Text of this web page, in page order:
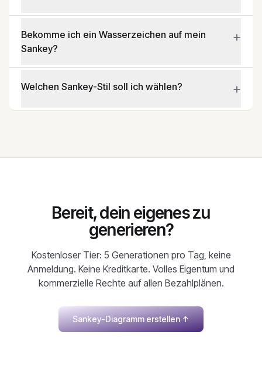
Bekomme ich ein Wasserzeichen auf mein
Sankey?
+
Welchen Sankey-Stil soll ich wählen? +
Bereit, dein eigenes zu
generieren?
Kostenloser Tier: 5 Generationen pro Tag, keine
Anmeldung. Keine Kreditkarte. Volles Eigentum und
kommerzielle Rechte auf allen Bezahlplänen.
Sankey-Diagramm erstellen ↑